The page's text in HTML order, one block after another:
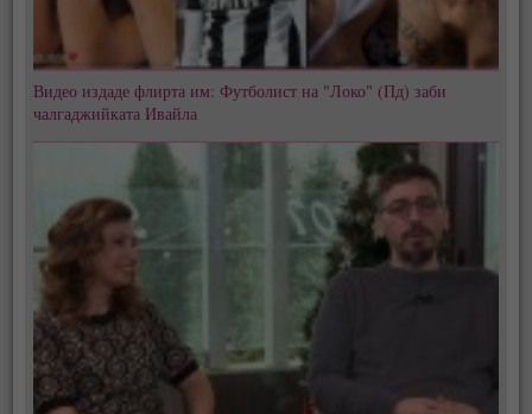
Видео издаде флирта им: Футболист на "Локо" (Пд) заби
чалгаджийката Ивайла